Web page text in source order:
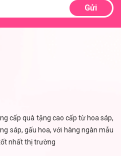
Gửi
cấp quà tặng cao cấp từ hoa sáp,
sáp, gấu hoa, với hàng ngàn mẫu
nhất thị trường